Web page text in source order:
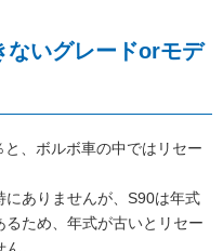
ないグレードorモデ
、ボルボ車の中ではリセー
にありませんが、S90は年式
ため、年式が古いとリセー